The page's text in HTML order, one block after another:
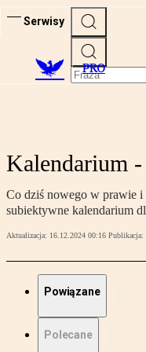
Serwisy
PRO
Kalendarium -
Co dziś nowego w prawie i
subiektywne kalendarium
Aktualizacja: 16.12.2024 00:16 Publikacja:
Powiązane
Polecane